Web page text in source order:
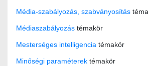
Média-szabályozás, szabványosítás
Médiaszabályozás témakör
Mesterséges intelligencia témakör
Minőségi paraméterek témakör